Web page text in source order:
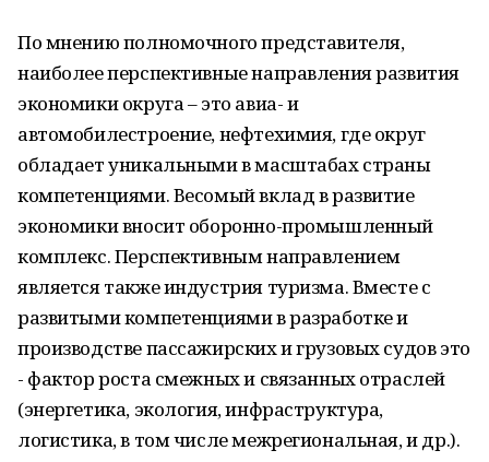
По мнению полномочного представителя,
наиболее перспективные направления развития
экономики округа – это авиа- и
автомобилестроение, нефтехимия, где округ
обладает уникальными в масштабах страны
компетенциями. Весомый вклад в развитие
экономики вносит оборонно-промышленный
комплекс. Перспективным направлением
является также индустрия туризма. Вместе с
развитыми компетенциями в разработке и
производстве пассажирских и грузовых судов это
- фактор роста смежных и связанных отраслей
(энергетика, экология, инфраструктура,
логистика, в том числе межрегиональная, и др.).